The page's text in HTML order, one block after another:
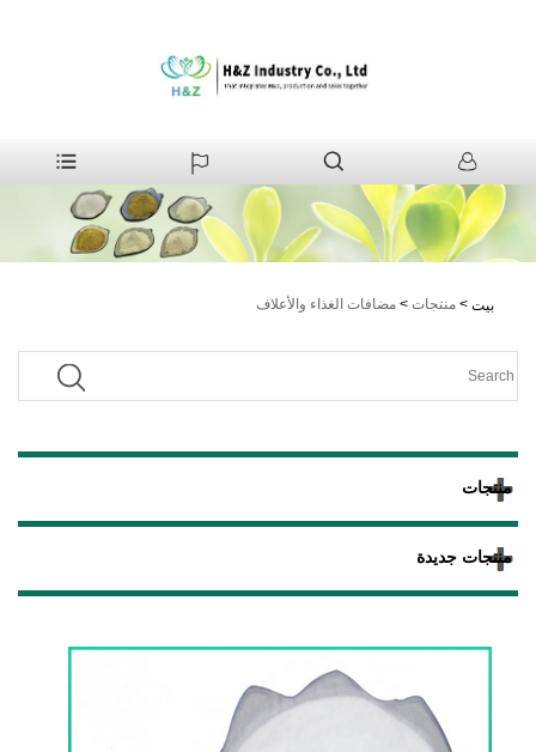
بيت > منتجات > مضافات الغذاء والأعلاف
منتجات
منتجات جديدة